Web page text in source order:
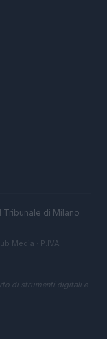
di Milano
Media · P.IVA
di strumenti digitali e